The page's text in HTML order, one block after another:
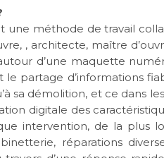
une méthode de travail
, architecte, maître
d’une maquette
le partage d’informations
sa démolition, et ce dans
digitale des
intervention, de la plus
réparations